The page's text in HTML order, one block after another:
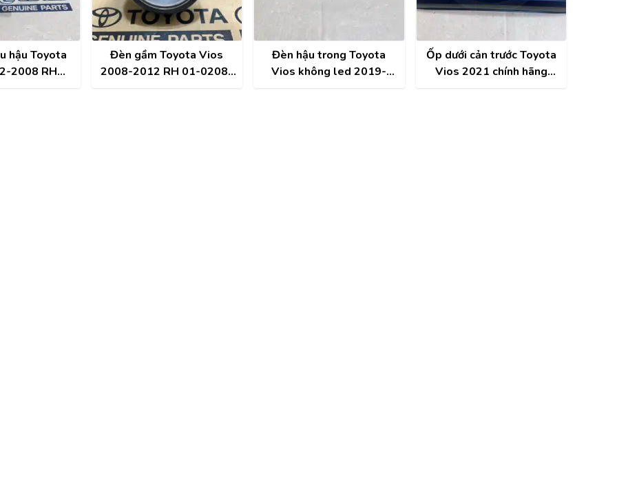
hậu Toyota
2008 RH
Đèn gầm Toyota Vios
2008-2012 RH 01-0208-
Đèn hậu trong Toyota
Vios không led 2019-
Ốp dưới cản trước Toyota
Vios 2021 chính hãng